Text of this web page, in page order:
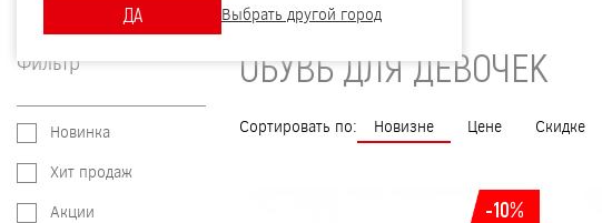
ДА Выбрать другой город
Фильтр
Новинка
Хит продаж
Акции
ОБУВЬ ДЛЯ ДЕВОЧЕК
Сортировать по: Новизне Цене Скидке
-10%